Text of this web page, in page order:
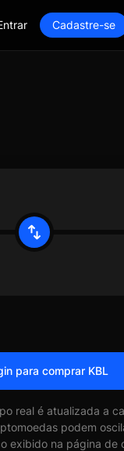
Cadastre-se
para comprar KBL
real é atualizada a
podem
exibido na página de